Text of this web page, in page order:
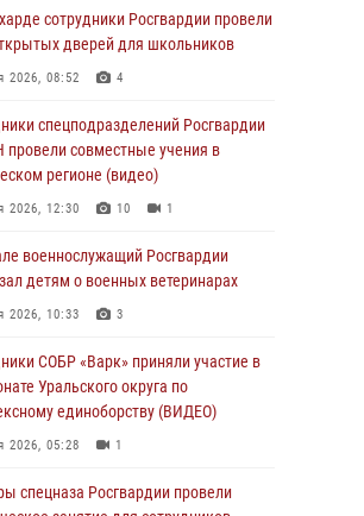
обеспечила общественный
в период празднования Дня ВДВ на
полковник Юрий Аверин выступил на
молодёжном
форуме «Территория
2026, 06:54 2
Росгвардии Герой России генерал
подразделений тыла с
праздником
2026, 11:28
на Ямале
сотрудники Росгвардии провели
дверей для школьников
2026, 08:52 4
спецподразделений Росгвардии
совместные учения в
регионе (видео)
2026, 12:30 10 1
военнослужащий Росгвардии
детям о военных ветеринарах
2026, 10:33 3
СОБР «Варк» приняли участие в
Уральского округа по
единоборству (ВИДЕО)
2026, 05:28 1
спецназа Росгвардии провели